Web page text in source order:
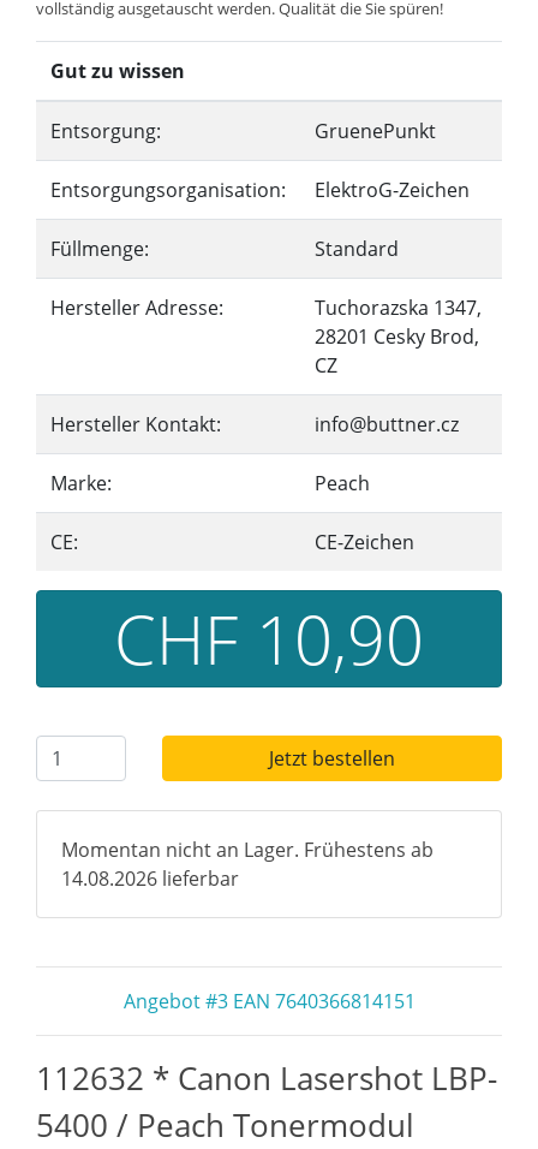
vollständig ausgetauscht werden. Qualität die Sie spüren!
Gut zu wissen
Entsorgung: GruenePunkt
Entsorgungsorganisation: ElektroG-Zeichen
Füllmenge: Standard
Hersteller Adresse:
Tuchorazska 1347,
28201 Cesky Brod,
CZ
Hersteller Kontakt: info@buttner.cz
Marke: Peach
CE: CE-Zeichen
CHF 10,90
Jetzt bestellen
Momentan nicht an Lager. Frühestens ab
14.08.2026 lieferbar
Angebot #3 EAN 7640366814151
112632 * Canon Lasershot LBP-
5400 / Peach Tonermodul